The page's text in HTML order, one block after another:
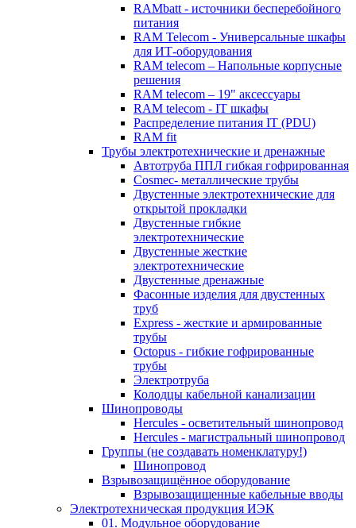
RAMbatt - источники бесперебойного
питания
RAM Telecom - Универсальные шкафы
для ИТ-оборудования
RAM telecom – Напольные корпусные
решения
RAM telecom – 19" аксессуары
RAM telecom - IT шкафы
Распределение питания IT (PDU)
RAM fit
Трубы электротехнические и дренажные
Автотруба ППЛ гибкая гофрированная
Cosmec- металлические трубы
Двустенные электротехнические для
открытой прокладки
Двустенные гибкие
электротехнические
Двустенные жесткие
электротехнические
Двустенные дренажные
Фасонные изделия для двустенных
труб
Express - жесткие и армированные
трубы
Octopus - гибкие гофрированные
трубы
Электротруба
Колодцы кабельной канализации
Шинопроводы
Hercules - осветительный шинопровод
Hercules - магистральный шинопровод
Группы (не создавать номенклатуру!)
Шинопровод
Взрывозащищённое оборудование
Взрывозащищенные кабельные вводы
Электротехническая продукция ИЭК
01. Модульное оборудование